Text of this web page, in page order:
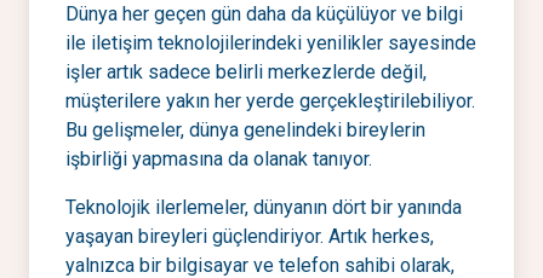
Dünya her geçen gün daha da küçülüyor ve bilgi
ile iletişim teknolojilerindeki yenilikler sayesinde
işler artık sadece belirli merkezlerde değil,
müşterilere yakın her yerde gerçekleştirilebiliyor.
Bu gelişmeler, dünya genelindeki bireylerin
işbirliği yapmasına da olanak tanıyor.
Teknolojik ilerlemeler, dünyanın dört bir yanında
yaşayan bireyleri güçlendiriyor. Artık herkes,
yalnızca bir bilgisayar ve telefon sahibi olarak,